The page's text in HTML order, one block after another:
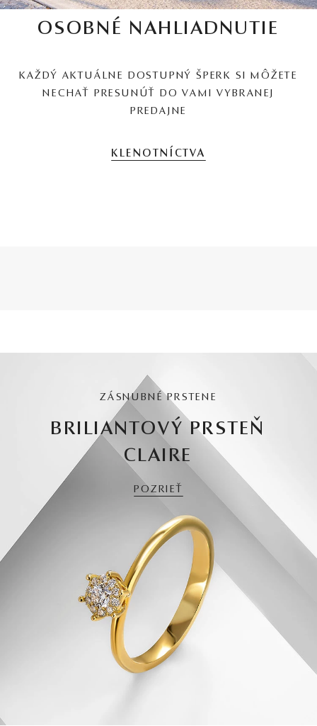
OSOBNÉ NAHLIADNUTIE
KAŽDÝ AKTUÁLNE DOSTUPNÝ ŠPERK SI MÔŽETE
NECHAŤ PRESUNÚŤ DO VAMI VYBRANEJ
PREDAJNE
KLENOTNÍCTVA
ZÁSNUBNÉ PRSTENE
BRILIANTOVÝ PRSTEŇ
CLAIRE
POZRIEŤ